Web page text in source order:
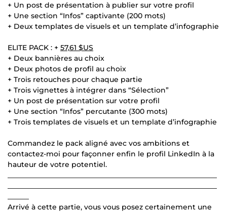
+ Un post de présentation à publier sur votre profil
+ Une section “Infos” captivante (200 mots)
+ Deux templates de visuels et un template d’infographie
ELITE PACK : + 57,61 $US
+ Deux bannières au choix
+ Deux photos de profil au choix
+ Trois retouches pour chaque partie
+ Trois vignettes à intégrer dans “Sélection”
+ Un post de présentation sur votre profil
+ Une section “Infos” percutante (300 mots)
+ Trois templates de visuels et un template d’infographie
Commandez le pack aligné avec vos ambitions et
contactez-moi pour façonner enfin le profil LinkedIn à la
hauteur de votre potentiel.
Arrivé à cette partie, vous vous posez certainement une